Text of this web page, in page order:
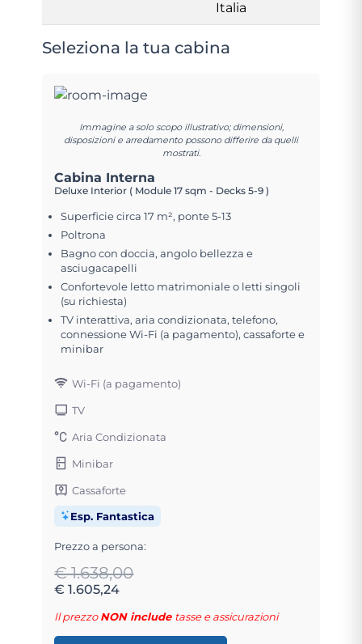
Italia
Seleziona la tua cabina
Immagine a solo scopo illustrativo; dimensioni,
disposizioni e arredamento possono differire da quelli
mostrati.
Cabina Interna
Deluxe Interior ( Module 17 sqm - Decks 5-9 )
Superficie circa 17 m², ponte 5-13
Poltrona
Bagno con doccia, angolo bellezza e
asciugacapelli
Confortevole letto matrimoniale o letti singoli
(su richiesta)
TV interattiva, aria condizionata, telefono,
connessione Wi-Fi (a pagamento), cassaforte e
minibar
Wi-Fi (a pagamento)
TV
Aria Condizionata
Minibar
Cassaforte
Esp. Fantastica
Prezzo a persona:
€ 1.638,00
€ 1.605,24
Il prezzoNON include tasse e assicurazioni